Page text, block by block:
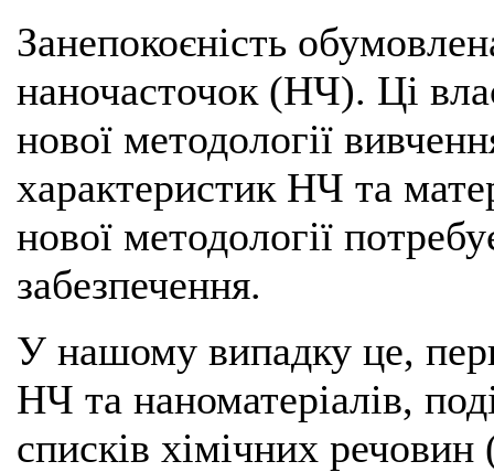
Занепокоєність
наночасточок (НЧ). Ці
нової методології
характеристик НЧ та
нової методології
забезпечення.
У нашому випадку це,
НЧ та наноматеріалів,
списків хімічних